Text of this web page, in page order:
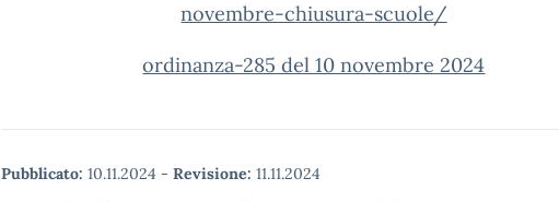
novembre-chiusura-scuole/
ordinanza-285 del 10 novembre 2024
Pubblicato: 10.11.2024 - Revisione: 11.11.2024